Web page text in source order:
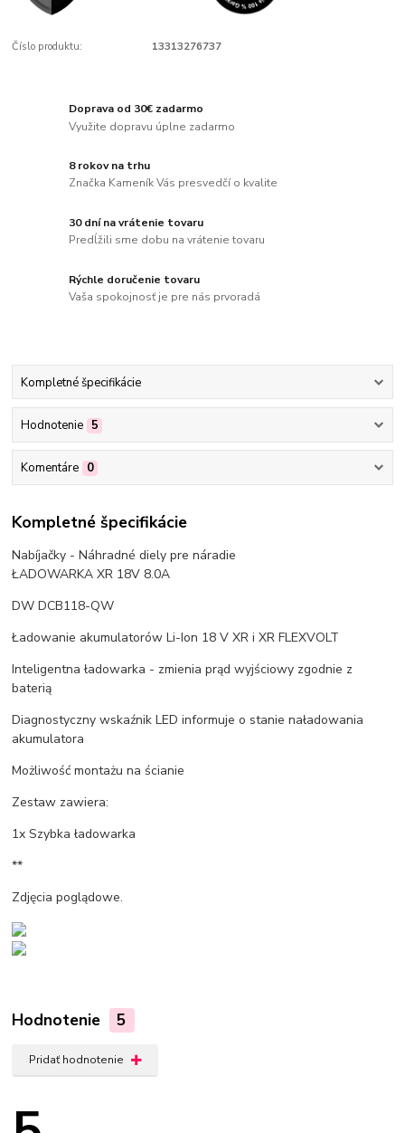
Číslo produktu: 13313276737
Doprava od 30€ zadarmo
Využite dopravu úplne zadarmo
8 rokov na trhu
Značka Kameník Vás presvedčí o kvalite
30 dní na vrátenie tovaru
Predĺžili sme dobu na vrátenie tovaru
Rýchle doručenie tovaru
Vaša spokojnosť je pre nás prvoradá
Kompletné špecifikácie
Hodnotenie 5
Komentáre 0
Kompletné špecifikácie
Nabíjačky - Náhradné diely pre náradie
ŁADOWARKA XR 18V 8.0A
DW DCB118-QW
Ładowanie akumulatorów Li-Ion 18 V XR i XR FLEXVOLT
Inteligentna ładowarka - zmienia prąd wyjściowy zgodnie z
baterią
Diagnostyczny wskaźnik LED informuje o stanie naładowania
akumulatora
Możliwość montażu na ścianie
Zestaw zawiera:
1x Szybka ładowarka
**
Zdjęcia poglądowe.
Hodnotenie 5
Pridať hodnotenie